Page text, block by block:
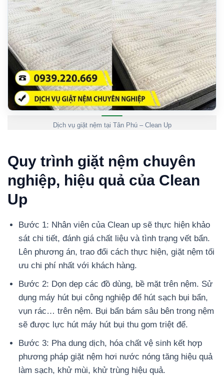
Dịch vụ giặt nệm tại Tân Phú – Clean Up
Quy trình giặt nệm chuyên
nghiệp, hiệu quả của Clean
Up
Bước 1: Nhân viên của Clean up sẽ thực hiện khảo
sát chi tiết, đánh giá chất liệu và tình trạng vết bẩn.
Lên phương án, trao đổi cách thực hiện, giặt nệm tối
ưu chi phí nhất với khách hàng.
Bước 2: Dọn dẹp các đồ dùng, bề mặt trên nệm. Sử
dụng máy hút bụi công nghiệp để hút sạch bụi bẩn,
vụn rác… trên nệm. Bụi bẩn bám sâu bên trong nệm
sẽ được lực hút máy hút bụi thu gom triệt để.
Bước 3: Pha dung dịch, hóa chất vệ sinh kết hợp
phương pháp giặt nệm hơi nước nóng tăng hiệu quả
làm sạch, khử mùi, khử trùng hiệu quả.